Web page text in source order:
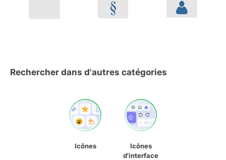
Rechercher dans d'autres catégories
Icônes
Icônes
d'interface